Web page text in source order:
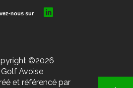
©2026
Golf Avoise
et référencé par